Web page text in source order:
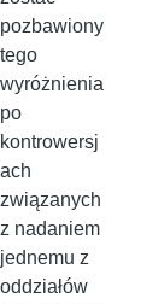
pozbawiony
tego
wyróżnienia
po
kontrowersj
ach
związanych
z nadaniem
jednemu z
oddziałów